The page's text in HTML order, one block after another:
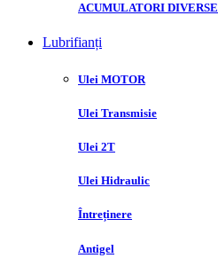
ACUMULATORI DIVERSE
Lubrifianți
Ulei MOTOR
Ulei Transmisie
Ulei 2T
Ulei Hidraulic
Întreținere
Antigel